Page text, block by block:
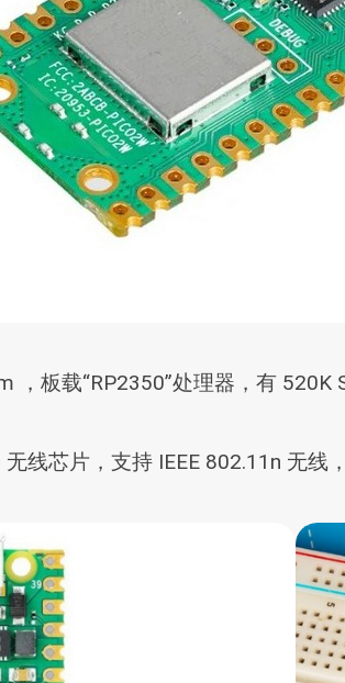
板载“RP2350”处理器，有 520K
线芯片，支持 IEEE 802.11n 无线